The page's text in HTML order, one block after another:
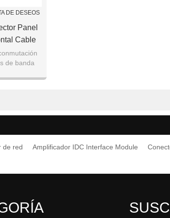
DE DESEOS
Panel
Cable
de banda
de red Amplificador IDC Interface Module